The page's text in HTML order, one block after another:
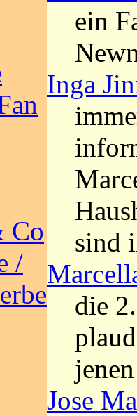
Co
/
ein
Inga
sind
die
jenen
Jose